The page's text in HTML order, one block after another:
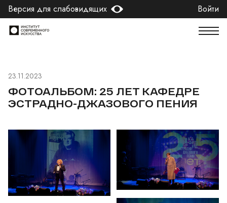
Версия для слабовидящих Войти
23.11.2023
ФОТОАЛЬБОМ: 25 ЛЕТ КАФЕДРЕ
ЭСТРАДНО-ДЖАЗОВОГО ПЕНИЯ